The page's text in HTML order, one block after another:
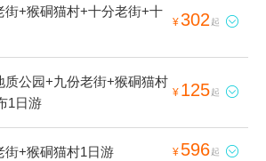
街+猴硐猫村+十分老街+十
¥302 起 
质公园+九份老街+猴硐猫村
1日游
¥ 125起 
街+猴硐猫村1日游 ¥ 596起 